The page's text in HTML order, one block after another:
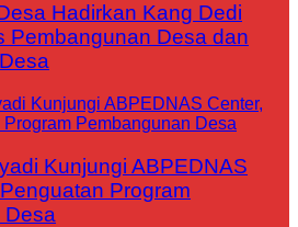
Hadirkan Kang Dedi
Pembangunan Desa dan
Kunjungi ABPEDNAS
Program
Desa